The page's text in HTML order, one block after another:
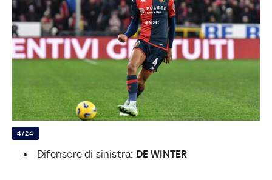
4/24
Difensore di sinistra: DE WINTER